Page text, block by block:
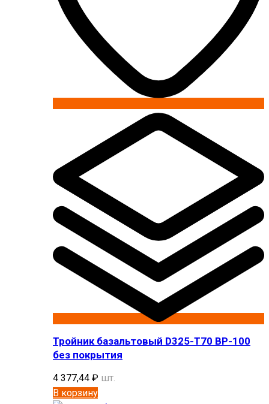
Тройник базальтовый D325-T70 BP-100
без покрытия
4 377,44 ₽ шт.
В корзину